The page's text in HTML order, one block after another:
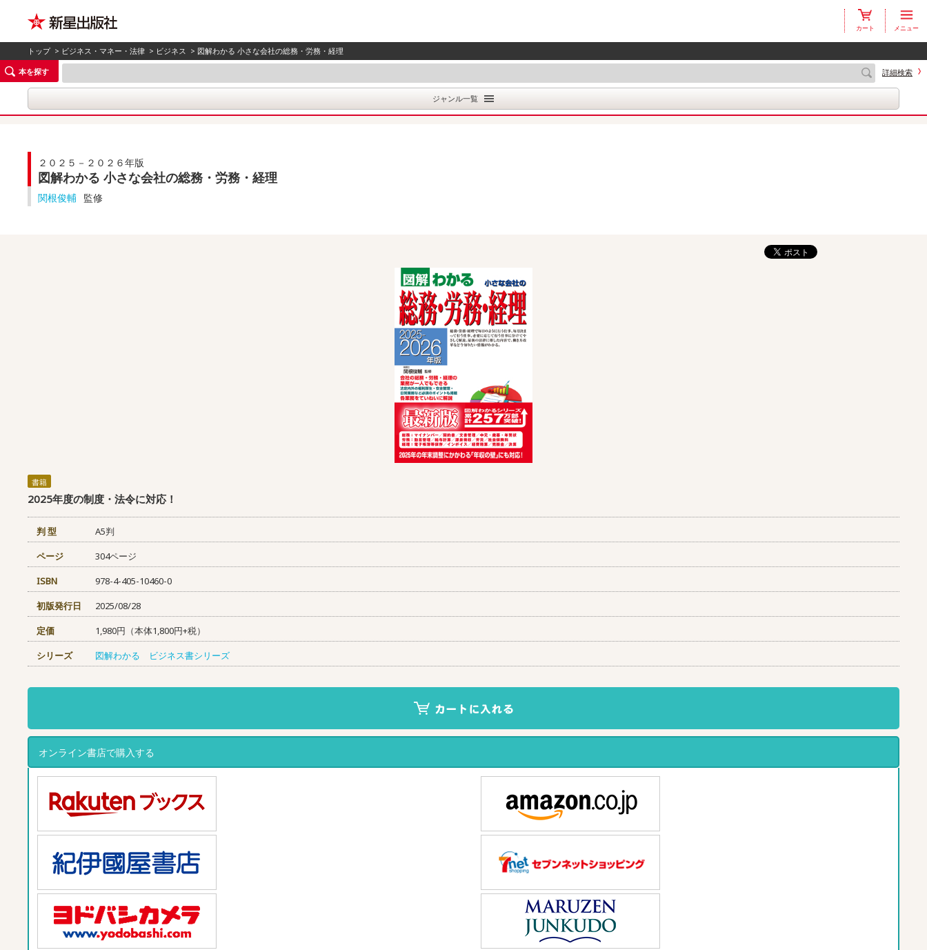
カート メニュー
トップ > ビジネス・マネー・法律 > ビジネス > 図解わかる 小さな会社の総務・労務・経理
本を探す
詳細検索
ジャンル一覧
２０２５－２０２６年版
図解わかる 小さな会社の総務・労務・経理
関根俊輔 監修
書籍
2025年度の制度・法令に対応！
判 型
A5判
ページ
304ページ
ISBN
978-4-405-10460-0
初版発行日
2025/08/28
定価
1,980円（本体1,800円+税）
シリーズ
図解わかる ビジネス書シリーズ
オンライン書店で購入する